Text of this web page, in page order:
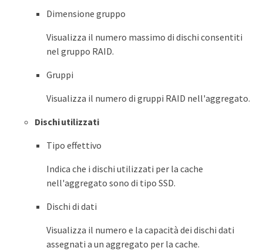
Dimensione gruppo
Visualizza il numero massimo di dischi consentiti
nel gruppo RAID.
Gruppi
Visualizza il numero di gruppi RAID nell'aggregato.
Dischi utilizzati
Tipo effettivo
Indica che i dischi utilizzati per la cache
nell'aggregato sono di tipo SSD.
Dischi di dati
Visualizza il numero e la capacità dei dischi dati
assegnati a un aggregato per la cache.